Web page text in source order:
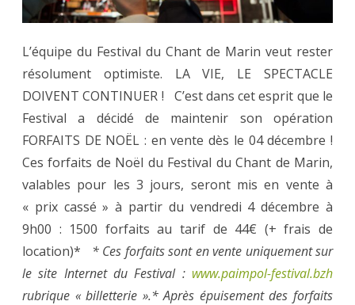
!
L’équipe du Festival du Chant de Marin veut rester
résolument optimiste. LA VIE, LE SPECTACLE
DOIVENT CONTINUER ! C’est dans cet esprit que le
Festival a décidé de maintenir son opération
FORFAITS DE NOËL : en vente dès le 04 décembre !
Ces forfaits de Noël du Festival du Chant de Marin,
valables pour les 3 jours, seront mis en vente à
« prix cassé » à partir du vendredi 4 décembre à
9h00 : 1500 forfaits au tarif de 44€ (+ frais de
location)* * Ces forfaits sont en vente uniquement sur
le site Internet du Festival : www.paimpol-festival.bzh
rubrique « billetterie ».* Après épuisement des forfaits